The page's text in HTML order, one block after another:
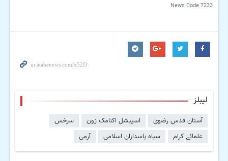
News Code7233
لیبلز
آستان قدس رضوی اسپیشل اکنامک زون
سرخس
علمائے کرام
سپاہ پاسداران اسلامی آرمی